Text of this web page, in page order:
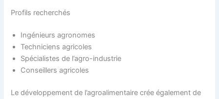
Profils recherchés
Ingénieurs agronomes
Techniciens agricoles
Spécialistes de l’agro-industrie
Conseillers agricoles
Le développement de l’agroalimentaire crée également de